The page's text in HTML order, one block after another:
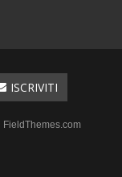
FieldThemes.com